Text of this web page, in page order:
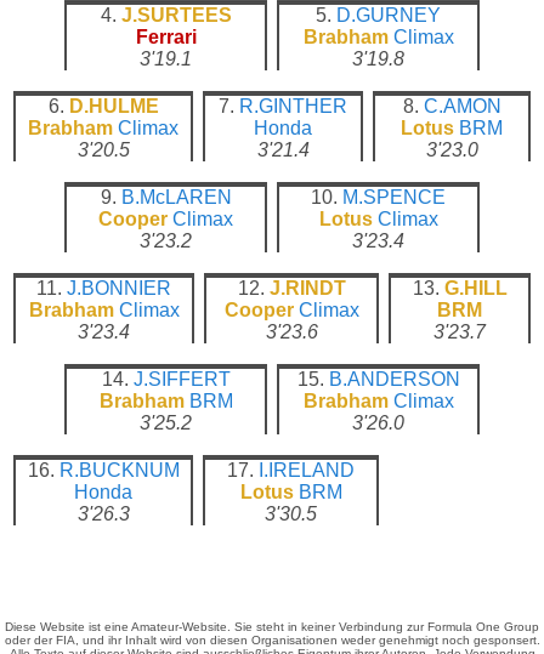
4. J.SURTEES
Ferrari
3'19.1
5. D.GURNEY
Brabham Climax
3'19.8
6. D.HULME
Brabham Climax
3'20.5
7. R.GINTHER
Honda
3'21.4
8. C.AMON
Lotus BRM
3'23.0
9. B.McLAREN
Cooper Climax
3'23.2
10. M.SPENCE
Lotus Climax
3'23.4
11. J.BONNIER
Brabham Climax
3'23.4
12. J.RINDT
Cooper Climax
3'23.6
13. G.HILL
BRM
3'23.7
14. J.SIFFERT
Brabham BRM
3'25.2
15. B.ANDERSON
Brabham Climax
3'26.0
16. R.BUCKNUM
Honda
3'26.3
17. I.IRELAND
Lotus BRM
3'30.5
Diese Website ist eine Amateur-Website. Sie steht in keiner Verbindung zur Formula One Group
oder der FIA, und ihr Inhalt wird von diesen Organisationen weder genehmigt noch gesponsert.